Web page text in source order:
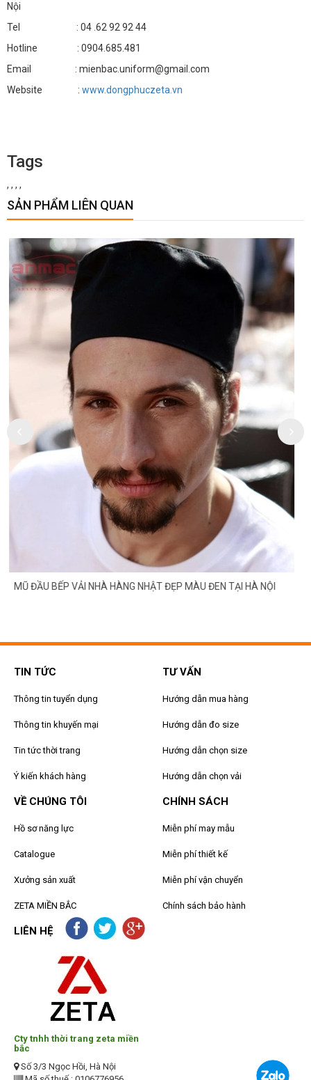
Nội
Tel : 04 .62 92 92 44
Hotline : 0904.685.481
Email : mienbac.uniform@gmail.com
Website : www.dongphuczeta.vn
Tags
, , , ,
SẢN PHẨM LIÊN QUAN
MŨ ĐẦU BẾP VẢI NHÀ HÀNG NHẬT ĐẸP MÀU ĐEN TẠI HÀ NỘI
TIN TỨC
Thông tin tuyển dụng
Thông tin khuyến mại
Tin tức thời trang
Ý kiến khách hàng
TƯ VẤN
Hướng dẫn mua hàng
Hướng dẫn đo size
Hướng dẫn chọn size
Hướng dẫn chọn vải
VỀ CHÚNG TÔI
Hồ sơ năng lực
Catalogue
Xưởng sản xuất
ZETA MIỀN BẮC
CHÍNH SÁCH
Miễn phí may mẫu
Miễn phí thiết kế
Miễn phí vận chuyển
Chính sách bảo hành
LIÊN HỆ
Cty tnhh thời trang zeta miền
bắc
Số 3/3 Ngọc Hồi, Hà Nội